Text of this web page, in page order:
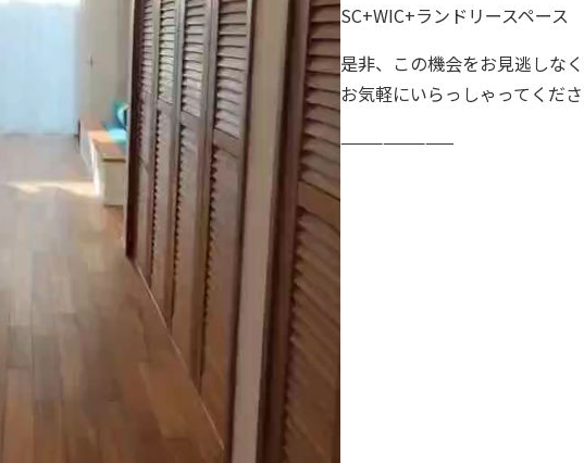
SC+WIC+ランドリースペース
是非、この機会をお見逃しな
お気軽にいらっしゃってくだ
————————